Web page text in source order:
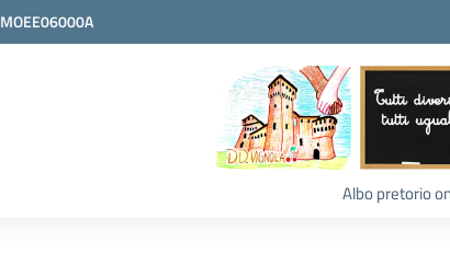
MOEE06000A
Albo pretorio